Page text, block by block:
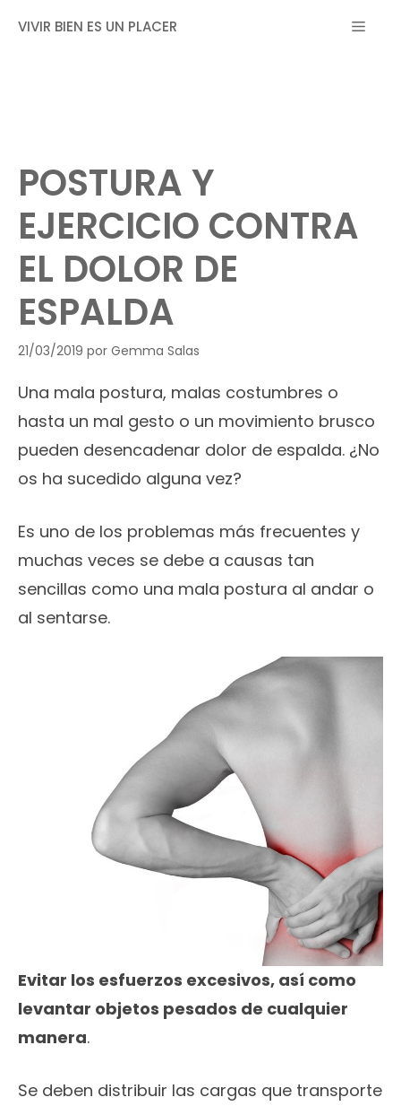
VIVIR BIEN ES UN PLACER MENÚ
POSTURA Y
EJERCICIO CONTRA
EL DOLOR DE
ESPALDA
21/03/2019 por Gemma Salas
Una mala postura, malas costumbres o
hasta un mal gesto o un movimiento brusco
pueden desencadenar dolor de espalda. ¿No
os ha sucedido alguna vez?
Es uno de los problemas más frecuentes y
muchas veces se debe a causas tan
sencillas como una mala postura al andar o
al sentarse.
Evitar los esfuerzos excesivos, así como
levantar objetos pesados de cualquier
manera.
Se deben distribuir las cargas que transporte